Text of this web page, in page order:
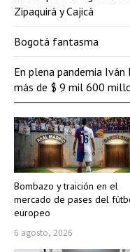
Bombazo y traición en el
mercado de pases del
europeo
6 agosto, 2026
Zipaquirá y Cajicá
Bogotá fantasma
En plena pandemia
más de $ 9 mil 600